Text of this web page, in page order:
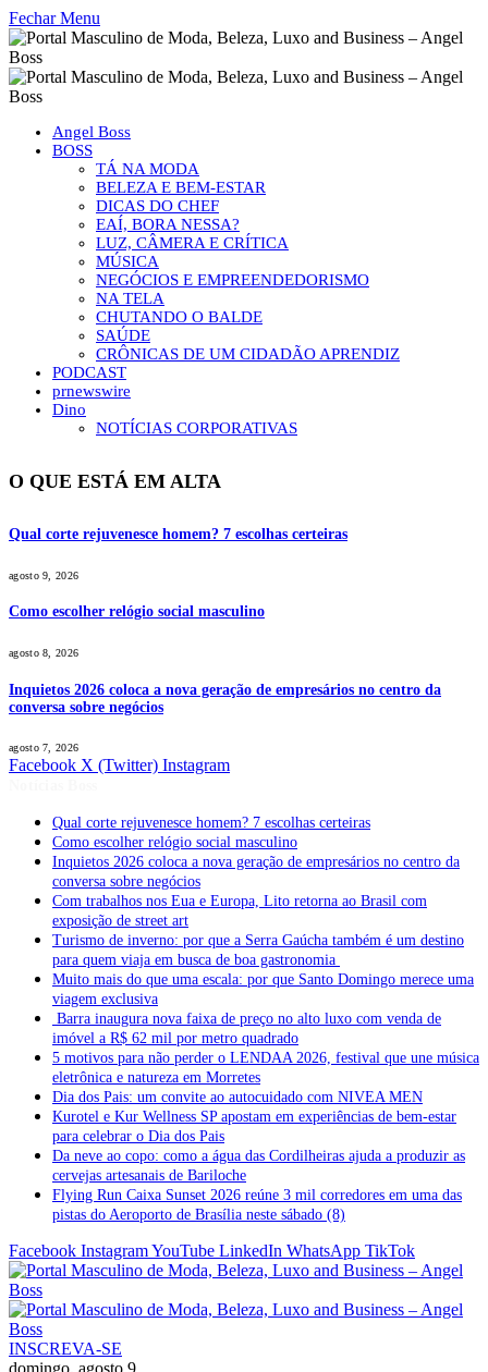
Fechar Menu
Angel Boss
BOSS
TÁ NA MODA
BELEZA E BEM-ESTAR
DICAS DO CHEF
EAÍ, BORA NESSA?
LUZ, CÂMERA E CRÍTICA
MÚSICA
NEGÓCIOS E EMPREENDEDORISMO
NA TELA
CHUTANDO O BALDE
SAÚDE
CRÔNICAS DE UM CIDADÃO APRENDIZ
PODCAST
prnewswire
Dino
NOTÍCIAS CORPORATIVAS
O QUE ESTÁ EM ALTA
Qual corte rejuvenesce homem? 7 escolhas certeiras
agosto 9, 2026
Como escolher relógio social masculino
agosto 8, 2026
Inquietos 2026 coloca a nova geração de empresários no centro da
conversa sobre negócios
agosto 7, 2026
Facebook X (Twitter) Instagram
Qual corte rejuvenesce homem? 7 escolhas certeiras
Como escolher relógio social masculino
Inquietos 2026 coloca a nova geração de empresários no centro da
conversa sobre negócios
Com trabalhos nos Eua e Europa, Lito retorna ao Brasil com
exposição de street art
Turismo de inverno: por que a Serra Gaúcha também é um destino
para quem viaja em busca de boa gastronomia
Muito mais do que uma escala: por que Santo Domingo merece uma
viagem exclusiva
Barra inaugura nova faixa de preço no alto luxo com venda de
imóvel a R$ 62 mil por metro quadrado
5 motivos para não perder o LENDAA 2026, festival que une música
eletrônica e natureza em Morretes
Dia dos Pais: um convite ao autocuidado com NIVEA MEN
Kurotel e Kur Wellness SP apostam em experiências de bem-estar
para celebrar o Dia dos Pais
Da neve ao copo: como a água das Cordilheiras ajuda a produzir as
cervejas artesanais de Bariloche
Flying Run Caixa Sunset 2026 reúne 3 mil corredores em uma das
pistas do Aeroporto de Brasília neste sábado (8)
Facebook InstagramYouTube LinkedIn WhatsApp TikTok
INSCREVA-SE